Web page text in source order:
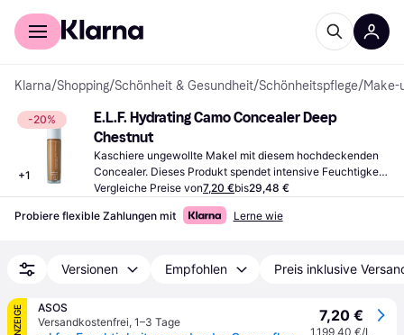
Für Shopper
Klarna/Shopping/Schönheit & Gesundheit/Schönheitspflege/Make-
-20%
+1
E.L.F. Hydrating Camo Concealer Deep
Chestnut
Kaschiere ungewollte Makel mit diesem hochdeckenden
Concealer. Dieses Produkt spendet intensive Feuchtigkeit,
ideal für trockene Haut.
Vergleiche Preise von7,20 €bis29,48 €
Probiere flexible Zahlungen mit Lerne wie
Versionen Empfohlen Preis inklusive
ANZEIGE
ASOS
Versandkostenfrei, 1–3 Tage 7,20 €
1.199,40 €/L